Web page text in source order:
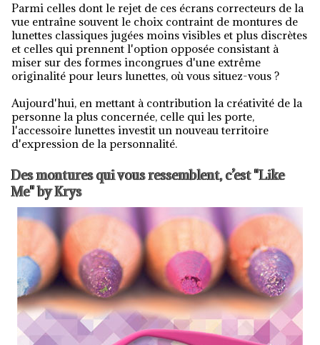
Parmi celles dont le rejet de ces écrans correcteurs de la
vue entraîne souvent le choix contraint de montures de
lunettes classiques jugées moins visibles et plus discrètes
et celles qui prennent l'option opposée consistant à
miser sur des formes incongrues d'une extrême
originalité pour leurs lunettes, où vous situez-vous ?
Aujourd'hui, en mettant à contribution la créativité de la
personne la plus concernée, celle qui les porte,
l'accessoire lunettes investit un nouveau territoire
d'expression de la personnalité.
Des montures qui vous ressemblent, c’est "Like
Me" by Krys